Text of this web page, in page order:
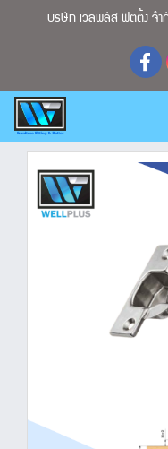
บริษัท เวลพลัส ฟิตติ้ง จ